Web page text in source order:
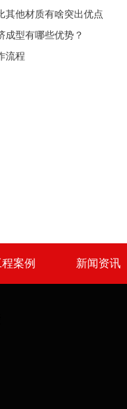
其他材质有啥突出优点
成型有哪些优势？
流程
程案例 新闻资讯